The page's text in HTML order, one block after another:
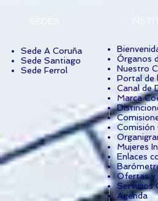
Sede A Coruña
Sede Santiago
Sede Ferrol
Órganos
Nuestro
Portal de
Canal de
Marca
Comisión
Mujeres
Enlaces
Ofertas y
Servicios
Agenda